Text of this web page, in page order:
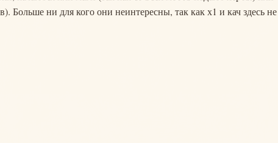
Больше ни для кого они неинтересны, так как х1 и кач здесь не